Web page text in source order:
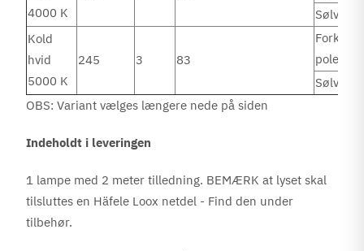
4000 K
Kold
hvid
5000 K
245 3 83
poleret
OBS: Variant vælges længere nede på siden
Indeholdt i leveringen
1 lampe med 2 meter tilledning. BEMÆRK at lyset skal
tilsluttes en Häfele Loox netdel - Find den under
tilbehør.